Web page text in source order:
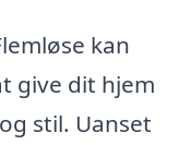
kan
give dit hjem
stil. Uanset